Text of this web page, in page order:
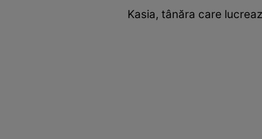
Kasia, tânăra care